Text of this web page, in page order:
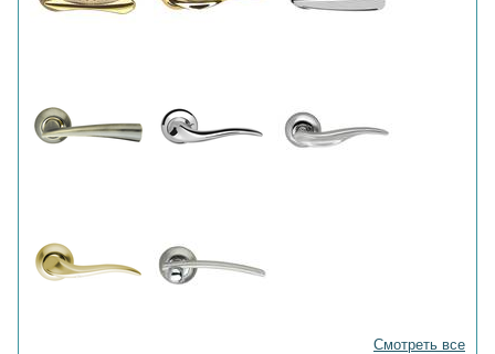
Смотреть все